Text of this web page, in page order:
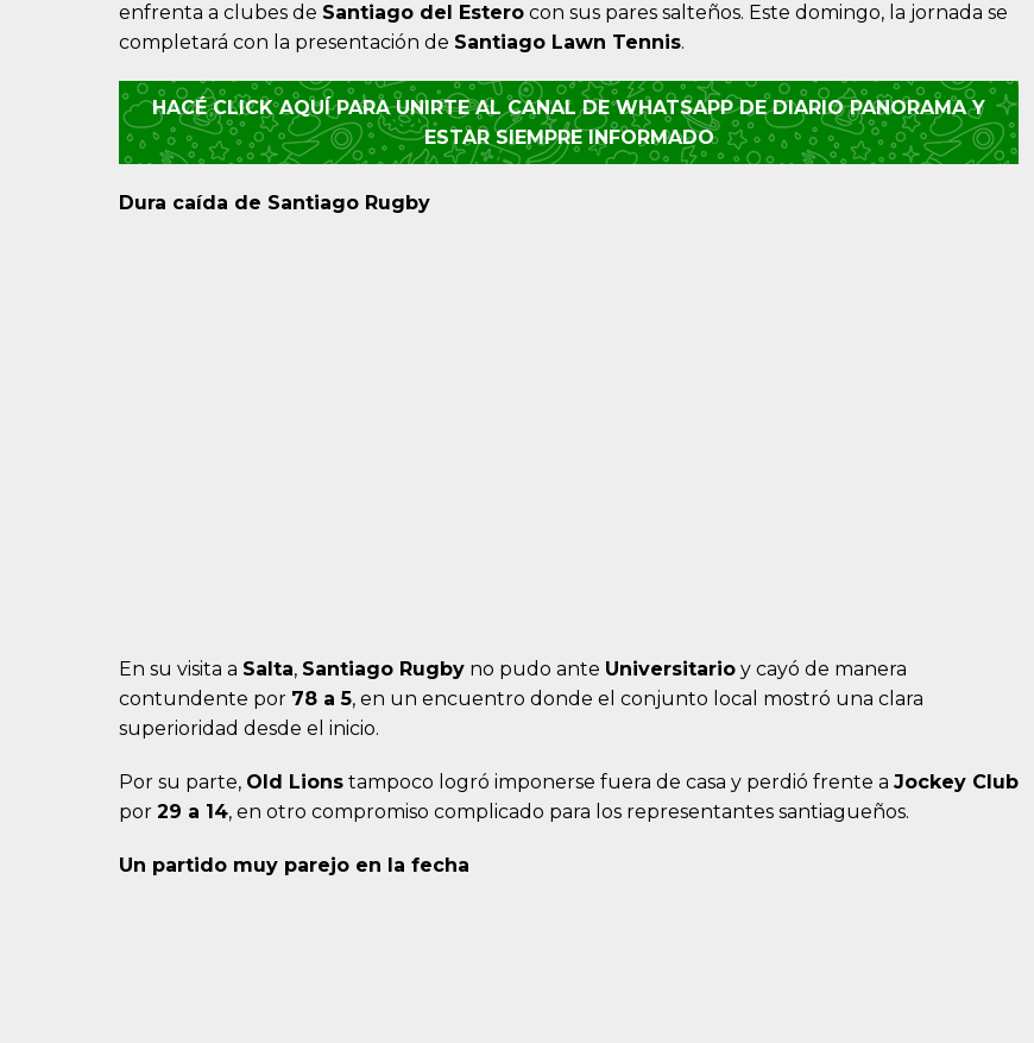
enfrenta a clubes de Santiago del Estero con sus pares salteños. Este domingo, la jornada se
completará con la presentación de Santiago Lawn Tennis.
HACÉ CLICK AQUÍ PARA UNIRTE AL CANAL DE WHATSAPP DE DIARIO PANORAMA Y
ESTAR SIEMPRE INFORMADO
Dura caída de Santiago Rugby
En su visita a Salta, Santiago Rugby no pudo ante Universitario y cayó de manera
contundente por 78 a 5, en un encuentro donde el conjunto local mostró una clara
superioridad desde el inicio.
Por su parte, Old Lions tampoco logró imponerse fuera de casa y perdió frente a Jockey Club
por 29 a 14, en otro compromiso complicado para los representantes santiagueños.
Un partido muy parejo en la fecha